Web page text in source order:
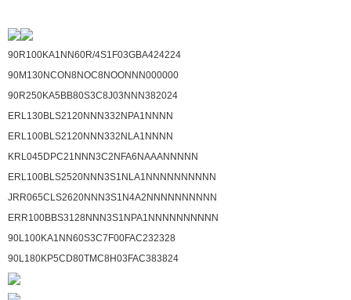
90R100KA1NN60R/4S1F03GBA424224
90M130NCON8NOC8NOONNN000000
90R250KA5BB80S3C8J03NNN382024
ERL130BLS2120NNN332NPA1NNNN
ERL100BLS2120NNN332NLA1NNNN
KRL045DPC21NNN3C2NFA6NAAANNNNN
ERL100BLS2520NNN3S1NLA1NNNNNNNNNN
JRR065CLS2620NNN3S1N4A2NNNNNNNNNN
ERR100BBS3128NNN3S1NPA1NNNNNNNNNN
90L100KA1NN60S3C7F00FAC232328
90L180KP5CD80TMC8H03FAC383824